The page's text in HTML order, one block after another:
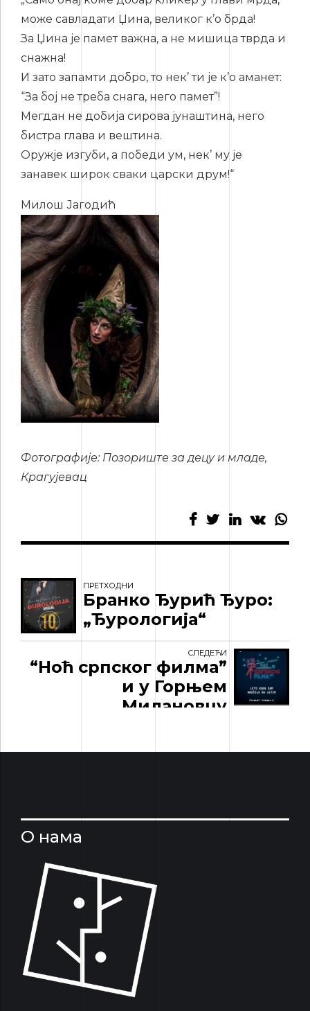
може савладати Џина, великог к’о брда!
За Џина је памет важна, а не мишица тврда и
снажна!
И зато запамти добро, то нек’ ти је к’о аманет:
“За бој не треба снага, него памет”!
Мегдан не добија сирова јунаштина, него
бистра глава и вештина.
Оружје изгуби, а победи ум, нек’ му је
занавек широк сваки царски друм!“
Милош Јагодић
Фотографије: Позориште за децу и младе,
Крагујевац
ПРЕТХОДНИ
Бранко Ђурић Ђуро:
„Ђурологија“
СЛЕДЕЋИ
“Ноћ српског филма”
и у Горњем
Милановцу
О нама